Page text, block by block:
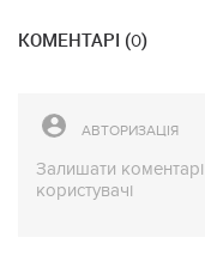
КОМЕНТАРІ (0)
АВТОРИЗАЦІЯ
Залишати
користувачі